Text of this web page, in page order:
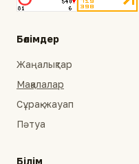
Бөлімдер
Жаңалықтар
Мақалалар
Сұрақ-жауап
Пәтуа
Білім